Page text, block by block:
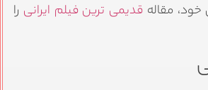
مقاله قدیمی ترین فیلم ایرانیرا